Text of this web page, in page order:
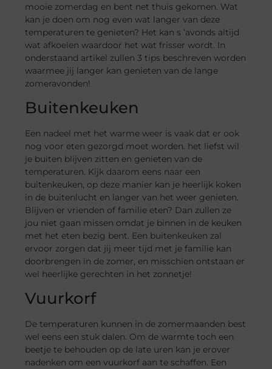
mooie zomerdag en bent net thuis gekomen. Wat
kan je doen om nog even wat langer van deze
temperaturen te genieten? Het kan s ’avonds altijd
wat afkoelen waardoor het wat frisser wordt. In
onderstaand artikel zullen 3 tips beschreven worden
waarmee jij langer kan genieten van de lange
zomeravonden!
Buitenkeuken
Een nadeel met het warme weer is vaak dat er ook
nog voor eten gezorgd moet worden. het liefst wil
je buiten blijven zitten en genieten van de
temperaturen. Kijk daarom eens naar een
buitenkeuken, op deze manier kan je heerlijk koken
in de buitenlucht en langer van het weer genieten.
Blijven er vrienden of familie eten? Dan zullen ze
jou niet gaan missen omdat je binnen in de keuken
met het eten bezig bent. Een buitenkeuken zal
ervoor zorgen dat jij meer tijd met je familie kan
doorbrengen in de zomer, en misschien ontstaan er
wel heerlijke gerechten in het zonnetje!
Vuurkorf
De temperaturen kunnen in de zomermaanden best
wel eens een stuk dalen. Om de warmte toch een
beetje te behouden op de late uren kan je erover
nadenken om een vuurkorf aan te schaffen. Een